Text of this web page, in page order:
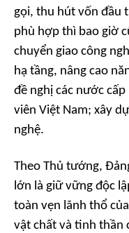
gọi, thu hút vốn đầu
phù hợp thì bao giờ
chuyển giao công
hạ tầng, nâng cao
đề nghị các nước
viên Việt Nam; xây
nghệ.
Theo Thủ tướng,
lớn là giữ vững độc
toàn vẹn lãnh thổ
vật chất và tinh thần